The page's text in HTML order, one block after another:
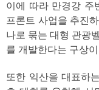
이에 따라 만경강 주
프론트 사업을 추진
나로 묶는 대형 관광
를 개발한다는 구상
또한 익산을 대표하